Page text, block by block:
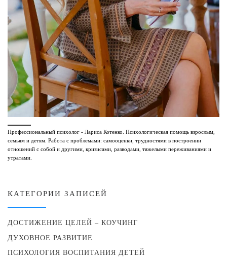
Профессиональный психолог - Лариса Котенко. Психологическая помощь взрослым,
семьям и детям. Работа с проблемами: самооценки, трудностями в построении
отношений с собой и другими, кризисами, разводами, тяжелыми переживаниями и
утратами.
КАТЕГОРИИ ЗАПИСЕЙ
ДОСТИЖЕНИЕ ЦЕЛЕЙ – КОУЧИНГ
ДУХОВНОЕ РАЗВИТИЕ
ПСИХОЛОГИЯ ВОСПИТАНИЯ ДЕТЕЙ